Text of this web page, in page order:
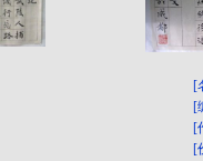
[
[
[
[